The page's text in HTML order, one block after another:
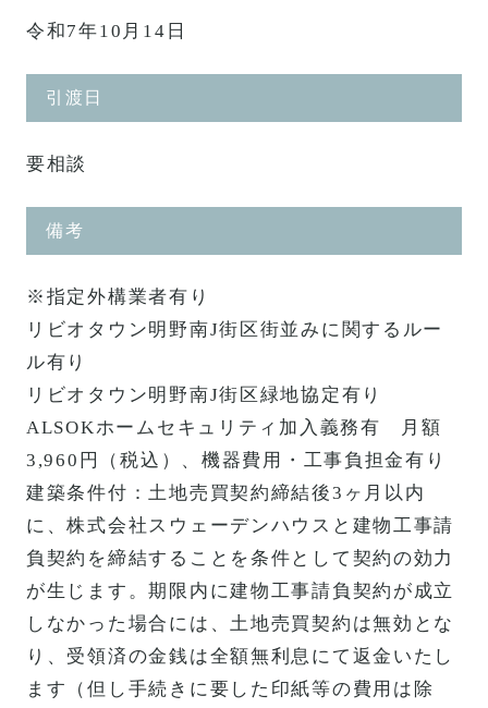
令和7年10月14日
引渡日
要相談
備考
※指定外構業者有り
リビオタウン明野南J街区街並みに関するルー
ル有り
リビオタウン明野南J街区緑地協定有り
ALSOKホームセキュリティ加入義務有 月額
3,960円（税込）、機器費用・工事負担金有り
建築条件付：土地売買契約締結後3ヶ月以内
に、株式会社スウェーデンハウスと建物工事請
負契約を締結することを条件として契約の効力
が生じます。期限内に建物工事請負契約が成立
しなかった場合には、土地売買契約は無効とな
り、受領済の金銭は全額無利息にて返金いたし
ます（但し手続きに要した印紙等の費用は除